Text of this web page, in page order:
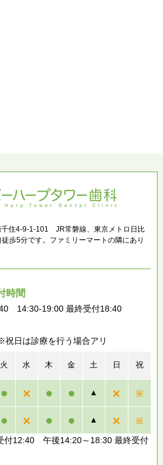
住4-9-1-101 JR常磐線、東京メトロ日比
歩5分です。ファミリーマートの隣にあり
時間
14:30-19:00 最終受付18:40
日は診療を行う場合アリ
火 水 木 金 土 日 祝
▲
▲
付12:40 午後14:20～18:30 最終受付